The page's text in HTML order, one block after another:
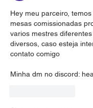
Hey meu parceiro,
mesas comissionadas
varios mestres
diversos, caso esteja
contato comigo
Minha dm no discord: